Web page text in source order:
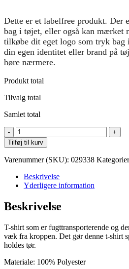
Dette er et labelfree produkt. Der
bag i tøjet, eller også kan mærket
tilkøbe dit eget logo som tryk bag
din egen identitet eller brand på
høre nærmere.
Produkt total
Tilvalg total
Samlet total
Clique
Premium
Active-
T
antal
Tilføj til kurv
Varenummer (SKU): 029338
Beskrivelse
Yderligere information
Beskrivelse
T-shirt som er fugttransporterende og
væk fra kroppen. Det gør denne t-shirt
holdes tør.
Materiale: 100% Polyester